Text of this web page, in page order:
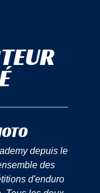
depuis le
des
d'enduro